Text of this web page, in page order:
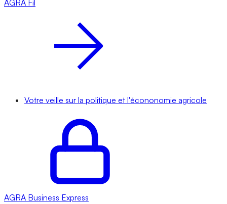
AGRA Fil
Votre veille sur la politique et l'écononomie agricole
AGRA Business Express